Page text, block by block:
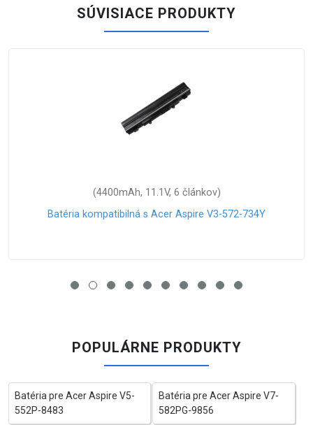
SÚVISIACE PRODUKTY
(48Wh, 15.2V, 4 článkov)
Batéria kompatibilná s Acer Swift 3 SF314-
POPULÁRNE PRODUKTY
Batéria pre Acer Aspire V5-
552P-8483
Batéria pre Acer Aspire V7-
582PG-9856